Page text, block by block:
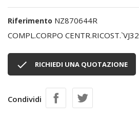
Riferimento NZ870644R
COMPL.CORPO CENTR.RICOST.`VJ32
 RICHIEDI UNA QUOTAZIONE
Condividi